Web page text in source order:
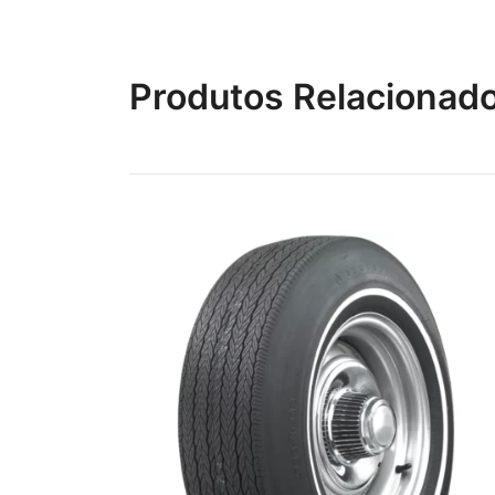
Produtos